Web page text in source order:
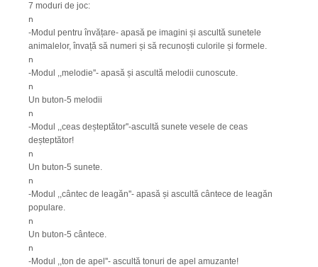
7 moduri de joc:
n
-Modul pentru învățare- apasă pe imagini și ascultă sunetele
animalelor, învață să numeri și să recunoști culorile și formele.
n
-Modul ,,melodie''- apasă și ascultă melodii cunoscute.
n
Un buton-5 melodii
n
-Modul ,,ceas deșteptător''-ascultă sunete vesele de ceas
deșteptător!
n
Un buton-5 sunete.
n
-Modul ,,cântec de leagăn''- apasă și ascultă cântece de leagăn
populare.
n
Un buton-5 cântece.
n
-Modul ,,ton de apel''- ascultă tonuri de apel amuzante!